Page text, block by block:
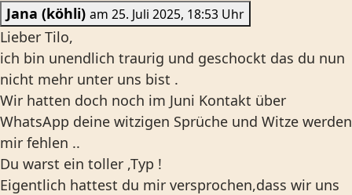
Jana (köhli)
am 25. Juli 2025, 18:53 Uhr
Lieber Tilo,
ich bin unendlich traurig und geschockt das du nun
nicht mehr unter uns bist .
Wir hatten doch noch im Juni Kontakt über
WhatsApp deine witzigen Sprüche und Witze werden
mir fehlen ..
Du warst ein toller ,Typ !
Eigentlich hattest du mir versprochen,dass wir uns